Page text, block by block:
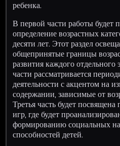
ребенка.
В первой части работы будет
определение возрастных
десяти лет. Этот раздел
общепринятые границы
развития каждого отдельного
части рассматривается
деятельности с акцентом на
содержании, зависимые от
Третья часть будет
игр, где будет
формированию социальных
способностей детей.